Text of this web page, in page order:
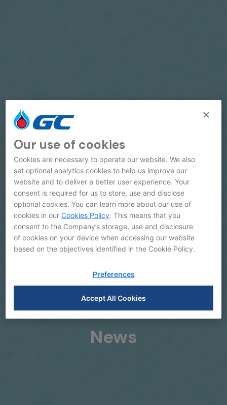
News
Our use of cookies
Cookies are necessary to operate our website. We also
set optional analytics cookies to help us improve our
website and to deliver a better user experience. Your
consent is required for us to store, use and disclose
optional cookies. You can learn more about our use of
cookies in ourCookies Policy. This means that you
consent to the Company’s storage, use and disclosure
of cookies on your device when accessing our website
based on the objectives identified in the Cookie Policy.
Preferences
Accept All Cookies